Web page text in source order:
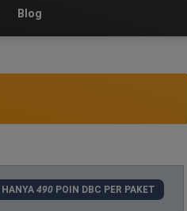
Blog
HANYA490 POIN DBC PER PAKET